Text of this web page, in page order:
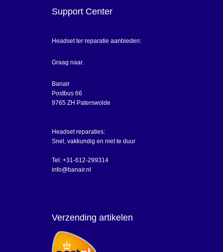
Support Center
Headset ter reparatie aanbieden:
Graag naar.
Banair
Postbus 66
9765 ZH Paterswolde
Headset reparaties:
Snel, vakkundig en niet te duur
Tel: +31-612-299314
info@banair.nl
Verzending artikelen